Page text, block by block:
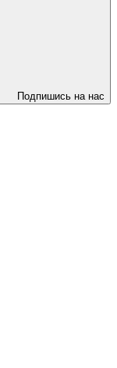
Подпишись на нас